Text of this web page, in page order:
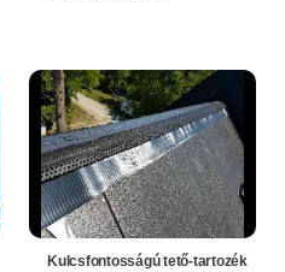
Kulcsfontosságú tető-tartozék